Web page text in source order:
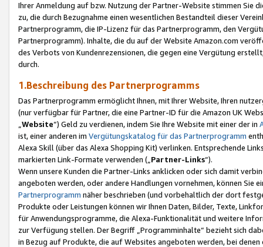
Ihrer Anmeldung auf bzw. Nutzung der Partner-Website stimmen Sie
zu, die durch Bezugnahme einen wesentlichen Bestandteil dieser
Partnerprogramm, die IP-Lizenz für das Partnerprogramm, den
Partnerprogramm). Inhalte, die du auf der Website Amazon.com
des Verbots von Kundenrezensionen, die gegen eine Vergütung
durch.
1.Beschreibung des Partnerprogramms
Das Partnerprogramm ermöglicht Ihnen, mit Ihrer Website, Ihren
(nur verfügbar für Partner, die eine Partner-ID für die Amazon UK
Website“) Geld zu verdienen, indem Sie Ihre Website mit einer der in
ist, einer anderen im Vergütungskatalog für das Partnerprogramm
Alexa Skill (über das Alexa Shopping Kit) verlinken. Entsprechende
markierten Link-Formate verwenden („ Partner-Links“).
Wenn unsere Kunden die Partner-Links anklicken oder sich damit
angeboten werden, oder andere Handlungen vornehmen, können Sie
Partnerprogramm näher beschrieben (und vorbehaltlich der dort
Produkte oder Leistungen können wir Ihnen Daten, Bilder, Texte,
für Anwendungsprogramme, die Alexa-Funktionalität und weitere
zur Verfügung stellen. Der Begriff „Programminhalte“ bezieht sich
in Bezug auf Produkte, die auf Websites angeboten werden, bei